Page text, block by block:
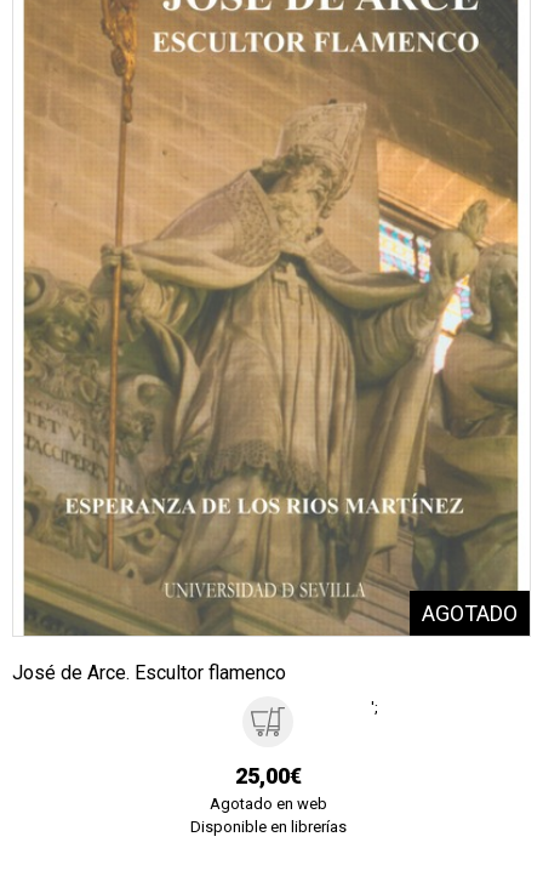
José de Arce. Escultor flamenco
25,00€
Agotado en web
Disponible en librerías
';